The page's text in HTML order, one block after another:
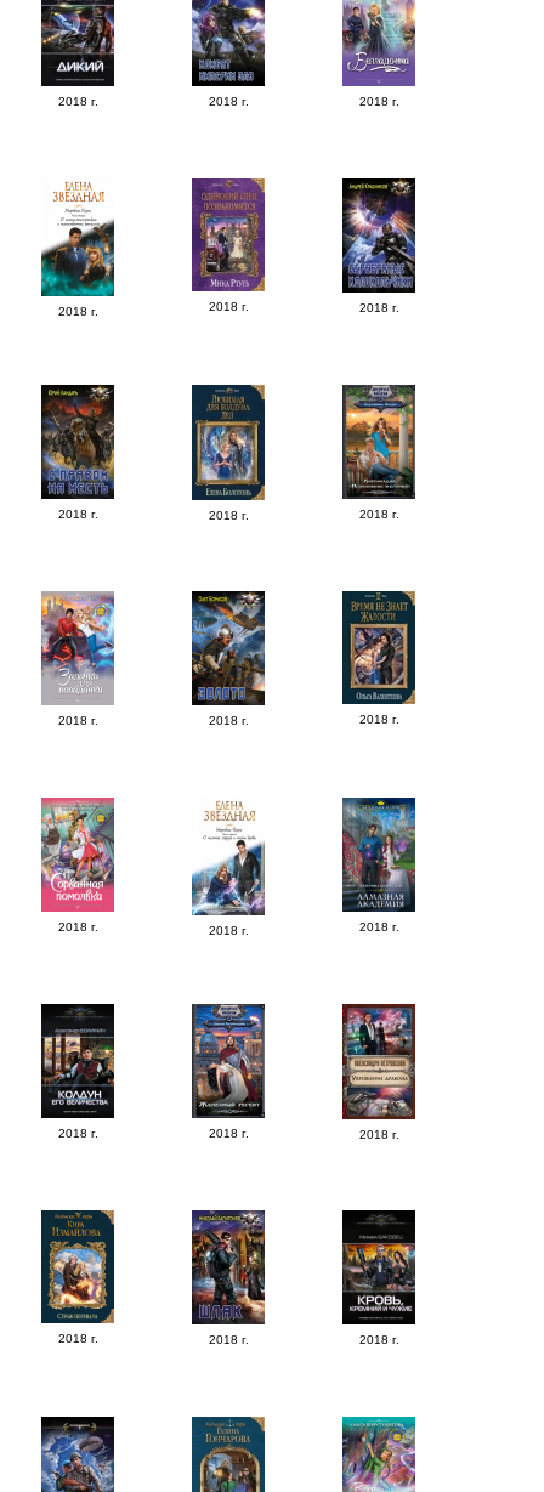
2018 г. 2018 г. 2018 г.
2018 г. 2018 г. 2018 г.
2018 г. 2018 г. 2018 г.
2018 г. 2018 г. 2018 г.
2018 г. 2018 г. 2018 г.
2018 г. 2018 г. 2018 г.
2018 г. 2018 г. 2018 г.